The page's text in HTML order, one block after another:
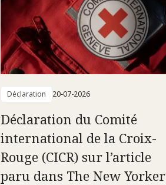
Déclaration 20-07-2026
Déclaration du Comité
international de la Croix-
Rouge (CICR) sur l’article
paru dans The New Yorker